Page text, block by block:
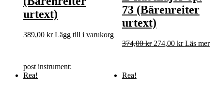
urtext)
389,00 kr Lägg till i varukorg
73 (Bärenreiter
urtext)
374,00kr Det
274,00 krDet
Läs mer
Rea! Rea!
post instrument: